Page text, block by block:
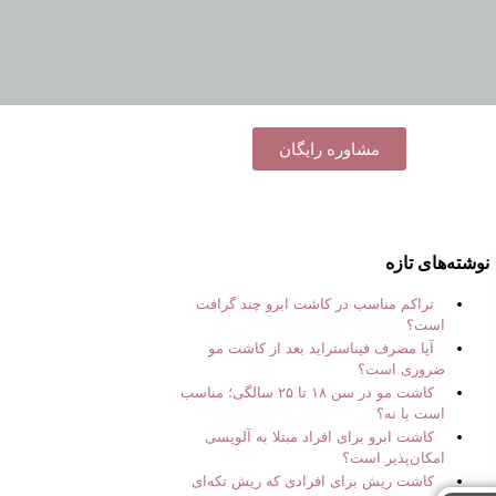
مشاوره رایگان
نوشته‌های تازه
تراکم مناسب در کاشت ابرو چند گرافت
است؟
آیا مصرف فیناستراید بعد از کاشت مو
ضروری است؟
کاشت مو در سن ۱۸ تا ۲۵ سالگی؛ مناسب
است یا نه؟
کاشت ابرو برای افراد مبتلا به آلوپسی
امکان‌پذیر است؟
کاشت ریش برای افرادی که ریش تکه‌ای